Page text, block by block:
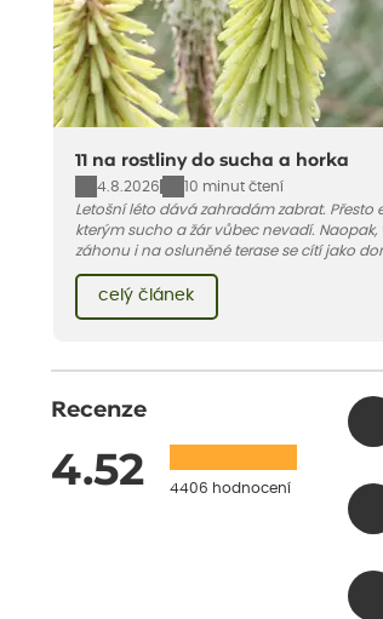
11 na rostliny do sucha a horka
4.8.2026
10 minut čtení
Letošní léto dává zahradám zabrat. Přesto
kterým sucho a žár vůbec nevadí. Naopak,
záhonu i na osluněné terase se cítí jako
pro vás 11 tipů na odolné druhy, které
léto bez pravidelné zálivky. Pojďme se
celý článek
Recenze
4.52 4406 hodnocení